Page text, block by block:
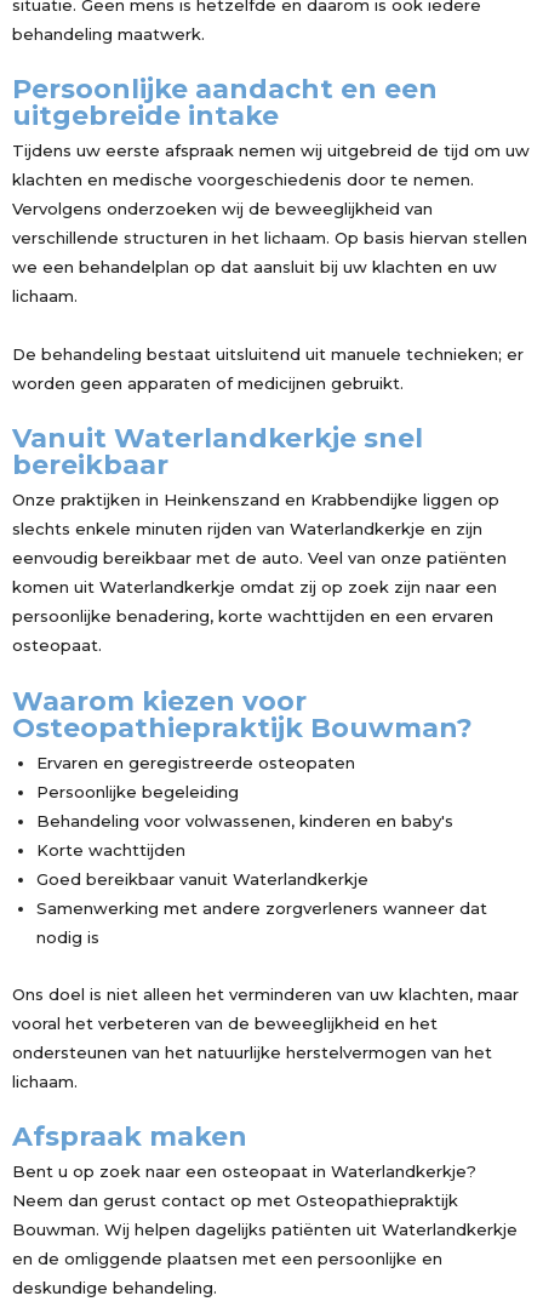
situatie. Geen mens is hetzelfde en daarom is ook iedere
behandeling maatwerk.
Persoonlijke aandacht en een
uitgebreide intake
Tijdens uw eerste afspraak nemen wij uitgebreid de tijd om uw
klachten en medische voorgeschiedenis door te nemen.
Vervolgens onderzoeken wij de beweeglijkheid van
verschillende structuren in het lichaam. Op basis hiervan stellen
we een behandelplan op dat aansluit bij uw klachten en uw
lichaam.
De behandeling bestaat uitsluitend uit manuele technieken; er
worden geen apparaten of medicijnen gebruikt.
Vanuit Waterlandkerkje snel
bereikbaar
Onze praktijken in Heinkenszand en Krabbendijke liggen op
slechts enkele minuten rijden van Waterlandkerkje en zijn
eenvoudig bereikbaar met de auto. Veel van onze patiënten
komen uit Waterlandkerkje omdat zij op zoek zijn naar een
persoonlijke benadering, korte wachttijden en een ervaren
osteopaat.
Waarom kiezen voor
Osteopathiepraktijk Bouwman?
Ervaren en geregistreerde osteopaten
Persoonlijke begeleiding
Behandeling voor volwassenen, kinderen en baby's
Korte wachttijden
Goed bereikbaar vanuit Waterlandkerkje
Samenwerking met andere zorgverleners wanneer dat
nodig is
Ons doel is niet alleen het verminderen van uw klachten, maar
vooral het verbeteren van de beweeglijkheid en het
ondersteunen van het natuurlijke herstelvermogen van het
lichaam.
Afspraak maken
Bent u op zoek naar een osteopaat in Waterlandkerkje?
Neem dan gerust contact op met Osteopathiepraktijk
Bouwman. Wij helpen dagelijks patiënten uit Waterlandkerkje
en de omliggende plaatsen met een persoonlijke en
deskundige behandeling.